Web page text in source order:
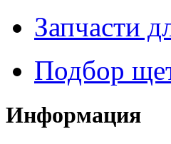
Запчасти
Подбор
Информация